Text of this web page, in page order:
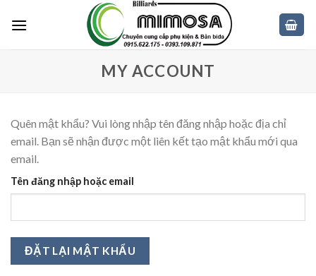
MY ACCOUNT
Quên mật khẩu? Vui lòng nhập tên đăng nhập hoặc địa chỉ
email. Bạn sẽ nhận được một liên kết tạo mật khẩu mới qua
email.
Tên đăng nhập hoặc email
ĐẶT LẠI MẬT KHẨU